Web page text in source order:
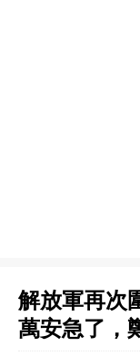
解放軍再次
萬安急了，